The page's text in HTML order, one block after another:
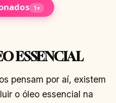
1▾
ESSENCIAL
pensam por aí, existem
o óleo essencial na